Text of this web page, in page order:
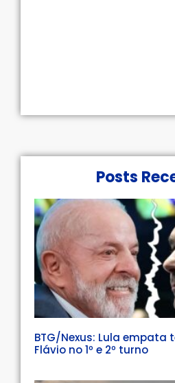
Posts
BTG/Nexus: Lula empata
Flávio no 1º e 2º turno